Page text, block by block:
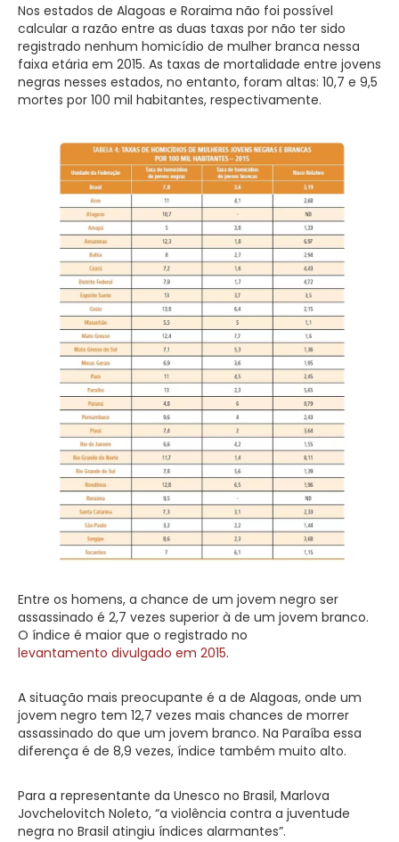
Nos estados de Alagoas e Roraima não foi possível
calcular a razão entre as duas taxas por não ter sido
registrado nenhum homicídio de mulher branca nessa
faixa etária em 2015. As taxas de mortalidade entre jovens
negras nesses estados, no entanto, foram altas: 10,7 e 9,5
mortes por 100 mil habitantes, respectivamente.
Entre os homens, a chance de um jovem negro ser
assassinado é 2,7 vezes superior à de um jovem branco.
O índice é maior que o registrado no
levantamento divulgado em 2015.
A situação mais preocupante é a de Alagoas, onde um
jovem negro tem 12,7 vezes mais chances de morrer
assassinado do que um jovem branco. Na Paraíba essa
diferença é de 8,9 vezes, índice também muito alto.
Para a representante da Unesco no Brasil, Marlova
Jovchelovitch Noleto, “a violência contra a juventude
negra no Brasil atingiu índices alarmantes”.